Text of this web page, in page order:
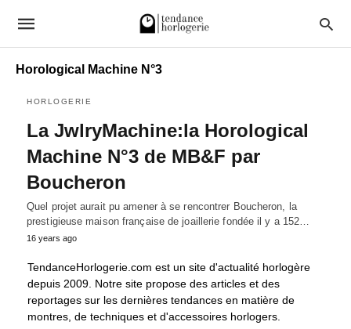
Horological Machine N°3
HORLOGERIE
La JwlryMachine:la Horological
Machine N°3 de MB&F par
Boucheron
Quel projet aurait pu amener à se rencontrer Boucheron, la
prestigieuse maison française de joaillerie fondée il y a 152…
16 years ago
TendanceHorlogerie.com est un site d'actualité horlogère
depuis 2009. Notre site propose des articles et des
reportages sur les dernières tendances en matière de
montres, de techniques et d'accessoires horlogers.